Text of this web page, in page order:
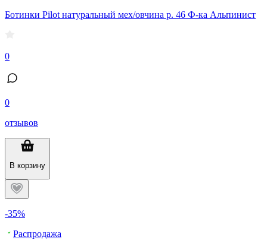
Ботинки Pilot натуральный мех/овчина р. 46 Ф-ка Альпинист
0
0
отзывов
В корзину
-35%
Распродажа